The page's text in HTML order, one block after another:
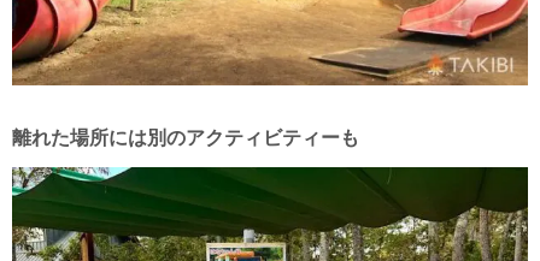
離れた場所には別のアクティビティーも